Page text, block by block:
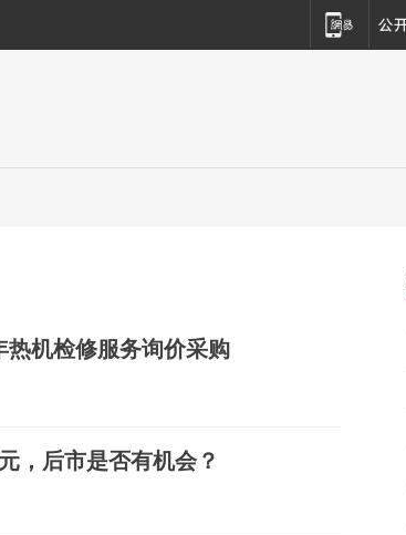
热机检修服务询价采购
，后市是否有机会？